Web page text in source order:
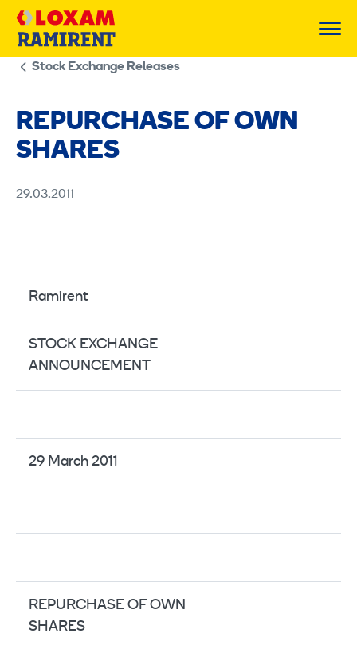
Skip
Stock Exchange Releases
REPURCHASE OF OWN
SHARES
29.03.2011
Ramirent
STOCK EXCHANGE
ANNOUNCEMENT
29 March 2011
REPURCHASE OF OWN
SHARES